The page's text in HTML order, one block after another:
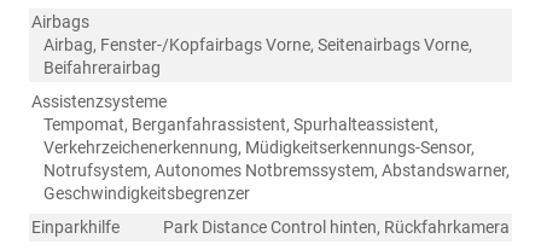
Airbags
Airbag, Fenster-/Kopfairbags Vorne, Seitenairbags Vorne,
Beifahrerairbag
Assistenzsysteme
Tempomat, Berganfahrassistent, Spurhalteassistent,
Verkehrzeichenerkennung, Müdigkeitserkennungs-Sensor,
Notrufsystem, Autonomes Notbremssystem, Abstandswarner,
Geschwindigkeitsbegrenzer
Einparkhilfe
Park Distance Control hinten, Rückfahrkamera